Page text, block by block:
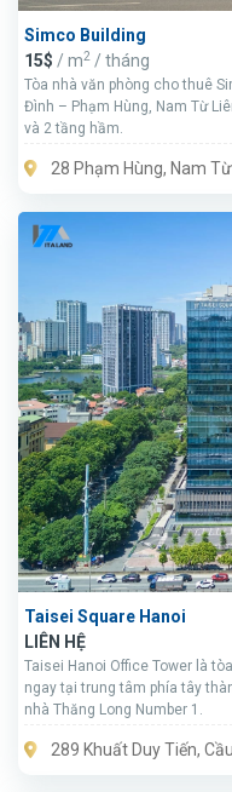
Simco Building
15$ / m2 / tháng
Tòa nhà văn phòng cho thuê
Đình – Phạm Hùng, Nam Từ
và 2 tầng hầm.
28 Phạm Hùng, Nam
Taisei Square Hanoi
LIÊN HỆ
Taisei Hanoi Office Tower là
ngay tại trung tâm phía tây
nhà Thăng Long Number 1.
289 Khuất Duy Tiến,